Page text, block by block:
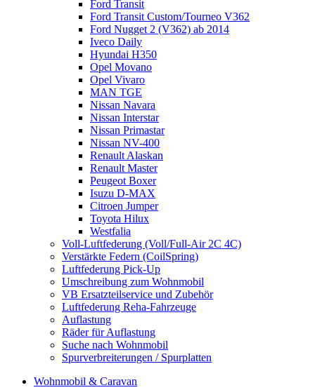
Ford Transit
Ford Transit Custom/Tourneo V362
Ford Nugget 2 (V362) ab 2014
Iveco Daily
Hyundai H350
Opel Movano
Opel Vivaro
MAN TGE
Nissan Navara
Nissan Interstar
Nissan Primastar
Nissan NV-400
Renault Alaskan
Renault Master
Peugeot Boxer
Isuzu D-MAX
Citroen Jumper
Toyota Hilux
Westfalia
Voll-Luftfederung (Voll/Full-Air 2C 4C)
Verstärkte Federn (CoilSpring)
Luftfederung Pick-Up
Umschreibung zum Wohnmobil
VB Ersatzteilservice und Zubehör
Luftfederung Reha-Fahrzeuge
Auflastung
Räder für Auflastung
Suche nach Wohnmobil
Spurverbreiterungen / Spurplatten
Wohnmobil & Caravan